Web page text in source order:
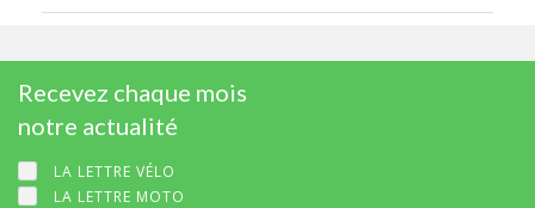
Recevez chaque mois
notre actualité
LA LETTRE VÉLO
LA LETTRE MOTO